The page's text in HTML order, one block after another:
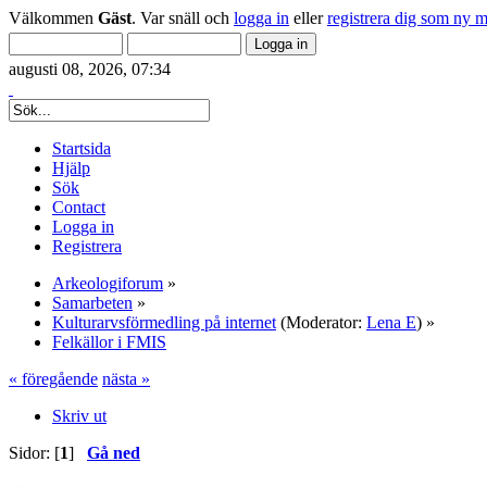
Välkommen Gäst. Var snäll och logga in ellerregistrera dig som ny
augusti 08, 2026, 07:34
Startsida
Hjälp
Sök
Contact
Logga in
Registrera
Arkeologiforum »
Samarbeten »
Kulturarvsförmedling på internet (Moderator: Lena E) »
Felkällor i FMIS
« föregående nästa »
Skriv ut
Sidor: [1] Gå ned